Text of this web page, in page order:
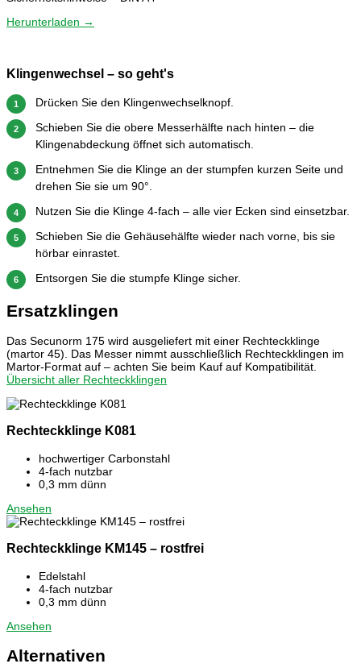
Herunterladen →
Klingenwechsel – so geht's
1 Drücken Sie den Klingenwechselknopf.
2
Schieben Sie die obere Messerhälfte nach hinten – die
Klingenabdeckung öffnet sich automatisch.
3
Entnehmen Sie die Klinge an der stumpfen kurzen Seite und
drehen Sie sie um 90°.
4 Nutzen Sie die Klinge 4-fach – alle vier Ecken sind einsetzbar.
5
Schieben Sie die Gehäusehälfte wieder nach vorne, bis sie
hörbar einrastet.
6 Entsorgen Sie die stumpfe Klinge sicher.
Ersatzklingen
Das Secunorm 175 wird ausgeliefert mit einer Rechteckklinge
(martor 45). Das Messer nimmt ausschließlich Rechteckklingen im
Martor-Format auf – achten Sie beim Kauf auf Kompatibilität.
Übersicht aller Rechteckklingen
Rechteckklinge K081
hochwertiger Carbonstahl
4-fach nutzbar
0,3 mm dünn
Ansehen
Rechteckklinge KM145 – rostfrei
Edelstahl
4-fach nutzbar
0,3 mm dünn
Ansehen
Alternativen